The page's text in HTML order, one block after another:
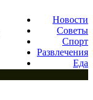
navigation
Новости
Советы
Спорт
Развлечения
Еда